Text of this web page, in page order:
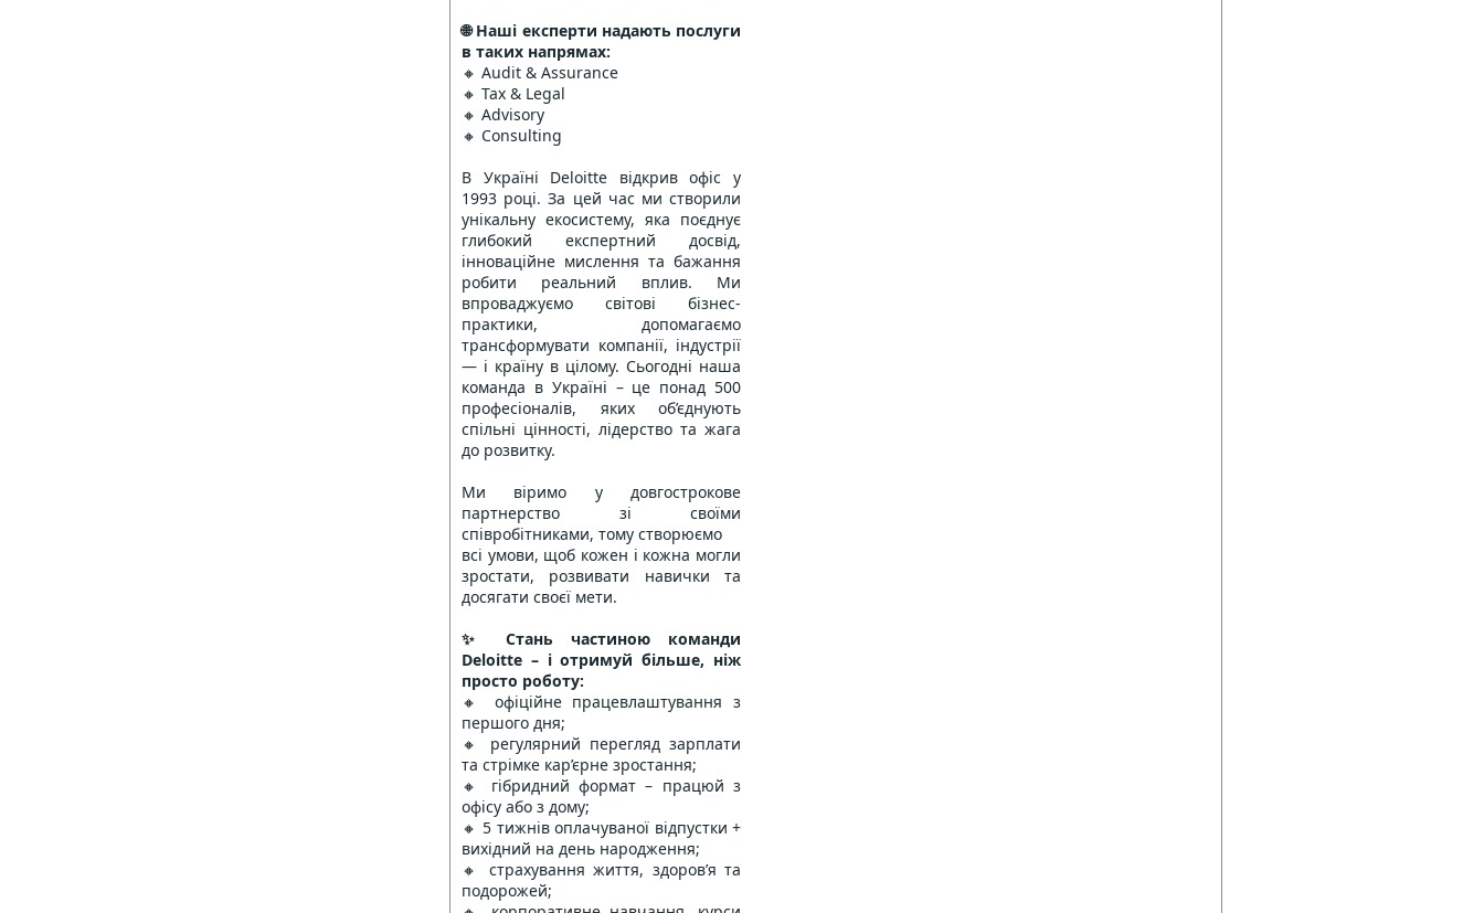
🌐 Наші експерти надають послуги
в таких напрямах:
🔸 Audit & Assurance
🔸 Tax & Legal
🔸 Advisory
🔸 Consulting
В Україні Deloitte відкрив офіс у
1993 році. За цей час ми створили
унікальну екосистему, яка поєднує
глибокий експертний досвід,
інноваційне мислення та бажання
робити реальний вплив. Ми
впроваджуємо світові бізнес-
практики, допомагаємо
трансформувати компанії, індустрії
— і країну в цілому. Сьогодні наша
команда в Україні – це понад 500
професіоналів, яких об’єднують
спільні цінності, лідерство та жага
до розвитку.
Ми віримо у довгострокове
партнерство зі своїми
співробітниками, тому створюємо
всі умови, щоб кожен і кожна могли
зростати, розвивати навички та
досягати своєї мети.
✨ Стань частиною команди
Deloitte – і отримуй більше, ніж
просто роботу:
🔸 офіційне працевлаштування з
першого дня;
🔸 регулярний перегляд зарплати
та стрімке кар’єрне зростання;
🔸 гібридний формат – працюй з
офісу або з дому;
🔸 5 тижнів оплачуваної відпустки +
вихідний на день народження;
🔸 страхування життя, здоров’я та
подорожей;